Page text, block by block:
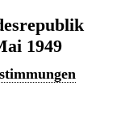
1949